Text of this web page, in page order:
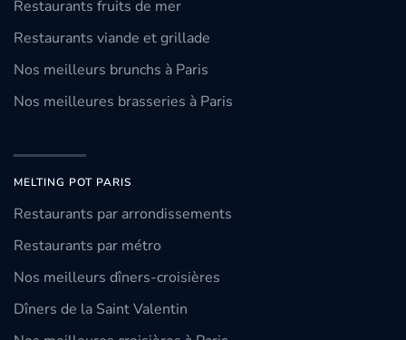
Restaurants fruits de mer
Restaurants viande et grillade
Nos meilleurs brunchs à Paris
Nos meilleures brasseries à Paris
MELTING POT PARIS
Restaurants par arrondissements
Restaurants par métro
Nos meilleurs dîners-croisières
Dîners de la Saint Valentin